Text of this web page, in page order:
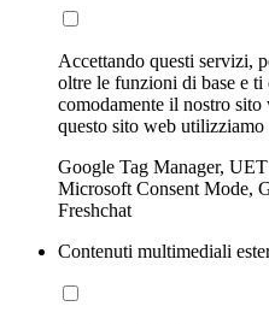
Accettando questi servizi,
oltre le funzioni di base e
comodamente il nostro
questo sito web
Google Tag Manager,
Microsoft Consent Mode,
Freshchat
Contenuti multimediali